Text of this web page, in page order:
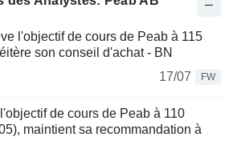
l'objectif de cours de Peab à 115
son conseil d'achat - BN
17/07
FW
de cours de Peab à 110
maintient sa recommandation à